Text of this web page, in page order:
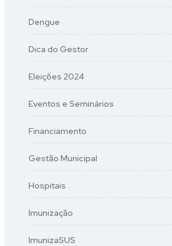
Dengue
Dica do Gestor
Eleições 2024
Eventos e Seminários
Financiamento
Gestão Municipal
Hospitais
Imunização
ImunizaSUS